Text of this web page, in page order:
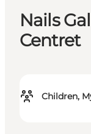
Nails
Centret
Children,